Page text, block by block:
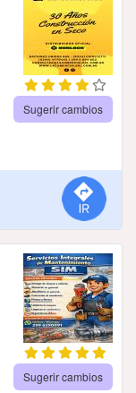
Sugerir cambios
Sugerir cambios